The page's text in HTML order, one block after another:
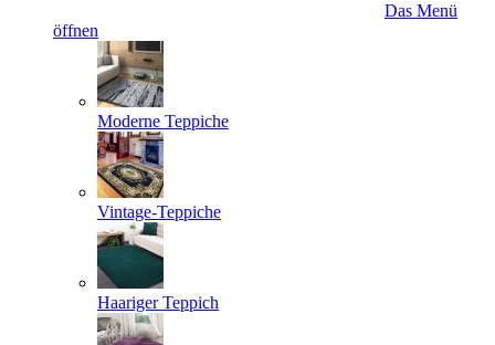
Das Menü
öffnen
Moderne Teppiche
Vintage-Teppiche
Haariger Teppich